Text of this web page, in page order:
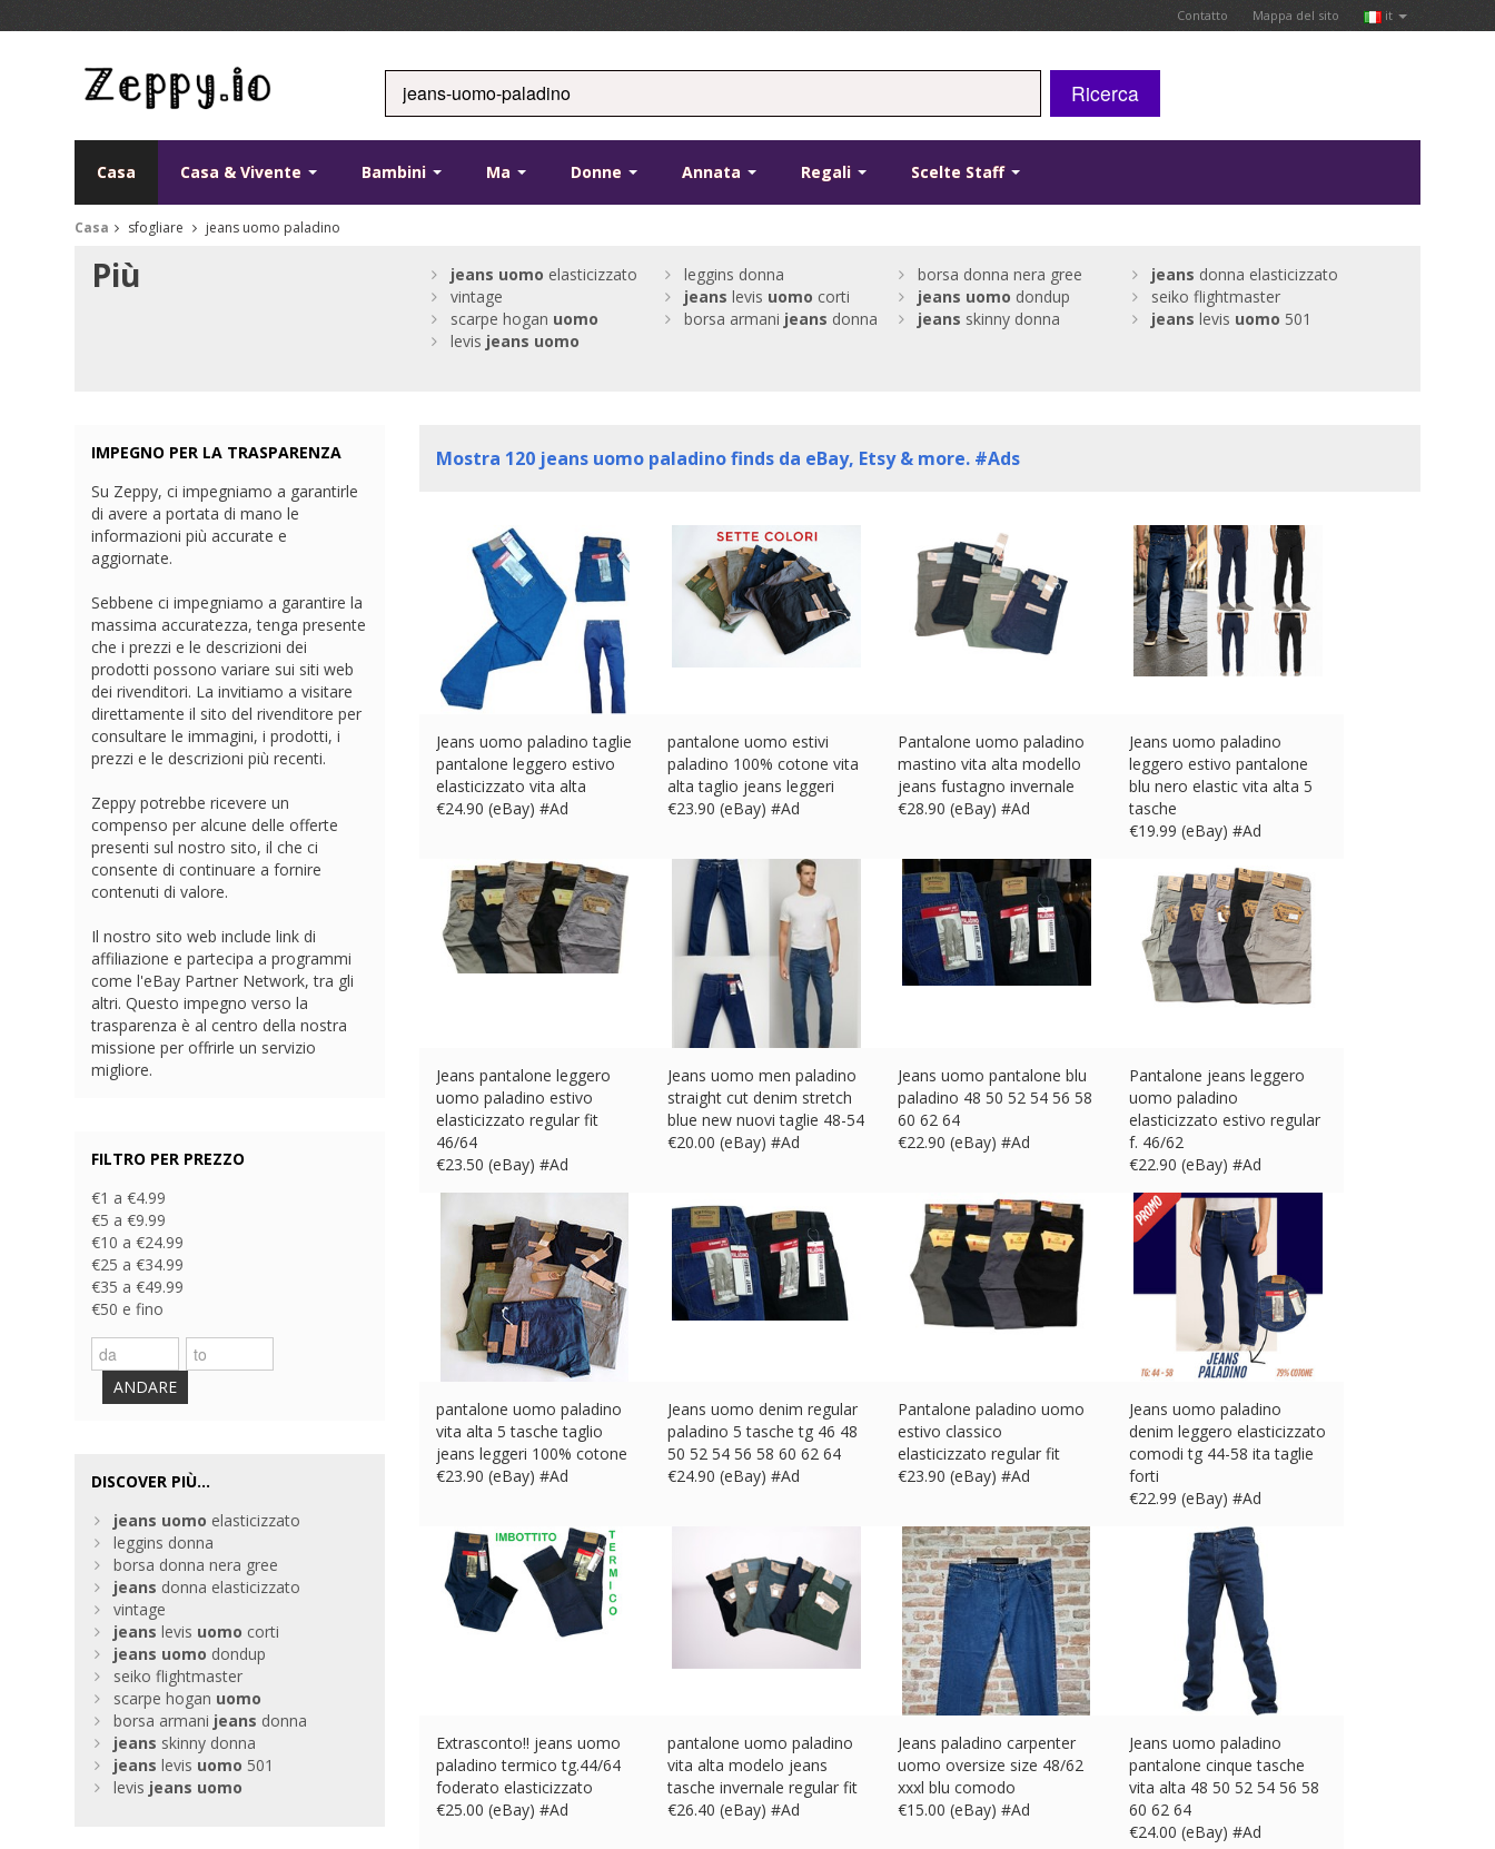
Contatto Mappa del sito it
Ricerca
Casa Casa & Vivente Bambini Ma Donne Annata Regali Scelte Staff
Casa sfogliare jeans uomo paladino
Più jeans uomo elasticizzato leggins donna borsa donna nera gree jeans donna elasticizzato
vintage
jeans levis uomo corti jeans uomo dondup
seiko flightmaster
scarpe hogan uomo borsa armani jeans donna jeans skinny donna jeans levis uomo 501
levis jeans uomo
Mostra 120 jeans uomo paladino finds da eBay, Etsy & more. #Ads
Jeans uomo paladino taglie
pantalone leggero estivo
elasticizzato vita alta
€24.90 (eBay) #Ad
pantalone uomo estivi
paladino 100% cotone vita
alta taglio jeans leggeri
€23.90 (eBay) #Ad
Pantalone uomo paladino
mastino vita alta modello
jeans fustagno invernale
€28.90 (eBay) #Ad
Jeans uomo paladino
leggero estivo pantalone
blu nero elastic vita alta 5
tasche
€19.99 (eBay) #Ad
Jeans pantalone leggero
uomo paladino estivo
elasticizzato regular fit
46/64
€23.50 (eBay) #Ad
Jeans uomo men paladino
straight cut denim stretch
blue new nuovi taglie 48-54
€20.00 (eBay) #Ad
Jeans uomo pantalone blu
paladino 48 50 52 54 56 58
60 62 64
€22.90 (eBay) #Ad
Pantalone jeans leggero
uomo paladino
elasticizzato estivo regular
f. 46/62
€22.90 (eBay) #Ad
pantalone uomo paladino
vita alta 5 tasche taglio
jeans leggeri 100% cotone
€23.90 (eBay) #Ad
Jeans uomo denim regular
paladino 5 tasche tg 46 48
50 52 54 56 58 60 62 64
€24.90 (eBay) #Ad
Pantalone paladino uomo
estivo classico
elasticizzato regular fit
€23.90 (eBay) #Ad
Jeans uomo paladino
denim leggero elasticizzato
comodi tg 44-58 ita taglie
forti
€22.99 (eBay) #Ad
Extrasconto!! jeans uomo
paladino termico tg.44/64
foderato elasticizzato
€25.00 (eBay) #Ad
pantalone uomo paladino
vita alta modelo jeans
tasche invernale regular fit
€26.40 (eBay) #Ad
Jeans paladino carpenter
uomo oversize size 48/62
xxxl blu comodo
€15.00 (eBay) #Ad
Jeans uomo paladino
pantalone cinque tasche
vita alta 48 50 52 54 56 58
60 62 64
€24.00 (eBay) #Ad
IMPEGNO PER LA TRASPARENZA
Su Zeppy, ci impegniamo a garantirle
di avere a portata di mano le
informazioni più accurate e
aggiornate.
Sebbene ci impegniamo a garantire la
massima accuratezza, tenga presente
che i prezzi e le descrizioni dei
prodotti possono variare sui siti web
dei rivenditori. La invitiamo a visitare
direttamente il sito del rivenditore per
consultare le immagini, i prodotti, i
prezzi e le descrizioni più recenti.
Zeppy potrebbe ricevere un
compenso per alcune delle offerte
presenti sul nostro sito, il che ci
consente di continuare a fornire
contenuti di valore.
Il nostro sito web include link di
affiliazione e partecipa a programmi
come l'eBay Partner Network, tra gli
altri. Questo impegno verso la
trasparenza è al centro della nostra
missione per offrirle un servizio
migliore.
FILTRO PER PREZZO
€1 a €4.99
€5 a €9.99
€10 a €24.99
€25 a €34.99
€35 a €49.99
€50 e fino
ANDARE
DISCOVER PIÙ...
jeans uomo elasticizzato
leggins donna
borsa donna nera gree
jeans donna elasticizzato
vintage
jeans levis uomo corti
jeans uomo dondup
seiko flightmaster
scarpe hogan uomo
borsa armani jeans donna
jeans skinny donna
jeans levis uomo 501
levis jeans uomo